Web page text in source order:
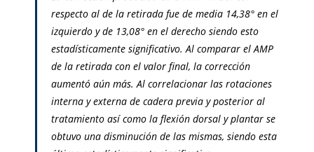
respecto al de la retirada fue de media 14,38° en el
izquierdo y de 13,08° en el derecho siendo esto
estadísticamente significativo. Al comparar el AMP
de la retirada con el valor final, la corrección
aumentó aún más. Al correlacionar las rotaciones
interna y externa de cadera previa y posterior al
tratamiento así como la flexión dorsal y plantar se
obtuvo una disminución de las mismas, siendo esta